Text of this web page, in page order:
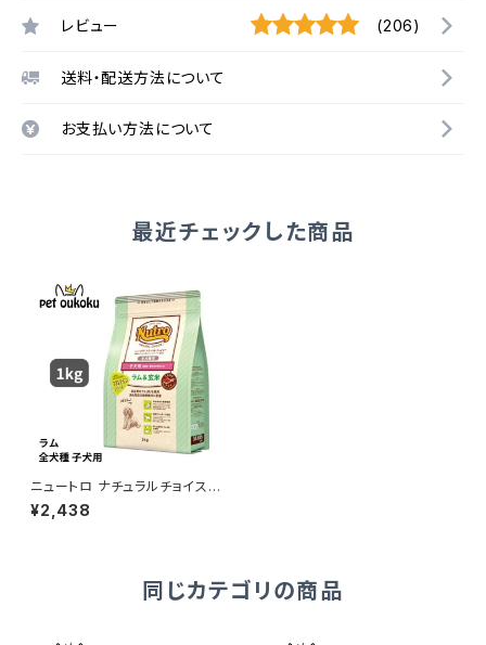
レビュー (206)
送料・配送方法について
お支払い方法について
最近チェックした商品
ニュートロ ナチュラルチョイス
ラム＆玄米 子犬用 全犬種用 1k
g 4562358786624
¥2,438
同じカテゴリの商品